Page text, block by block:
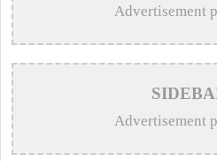
>
>
দিনের খবর পত্রিকার
>
ভেড়ামারায় ট্যাপেন্টাডলসহ যুবক
Advertisement
Advertisement